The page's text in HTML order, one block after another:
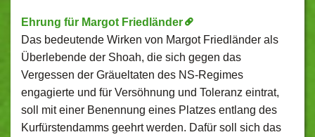
Ehrung für Margot Friedländer
Das bedeutende Wirken von Margot Friedländer als
Überlebende der Shoah, die sich gegen das
Vergessen der Gräueltaten des NS-Regimes
engagierte und für Versöhnung und Toleranz eintrat,
soll mit einer Benennung eines Platzes entlang des
Kurfürstendamms geehrt werden. Dafür soll sich das